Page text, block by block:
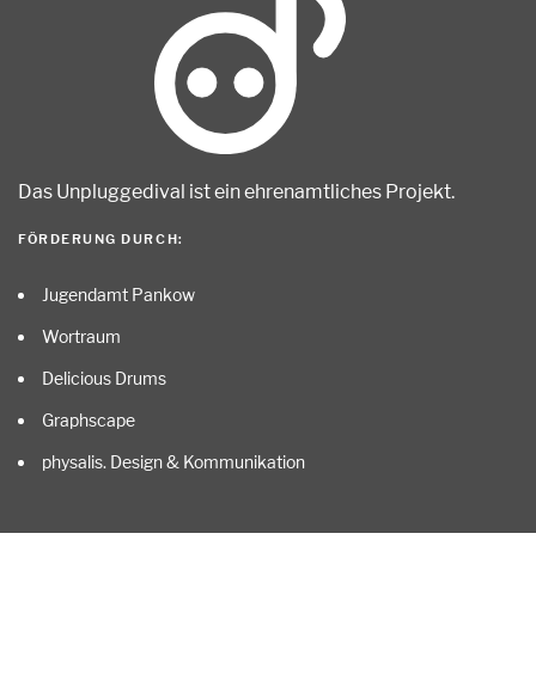
Das Unpluggedival ist ein ehrenamtliches Projekt.
FÖRDERUNG DURCH:
Jugendamt Pankow
Wortraum
Delicious Drums
Graphscape
physalis. Design & Kommunikation
ALLE …